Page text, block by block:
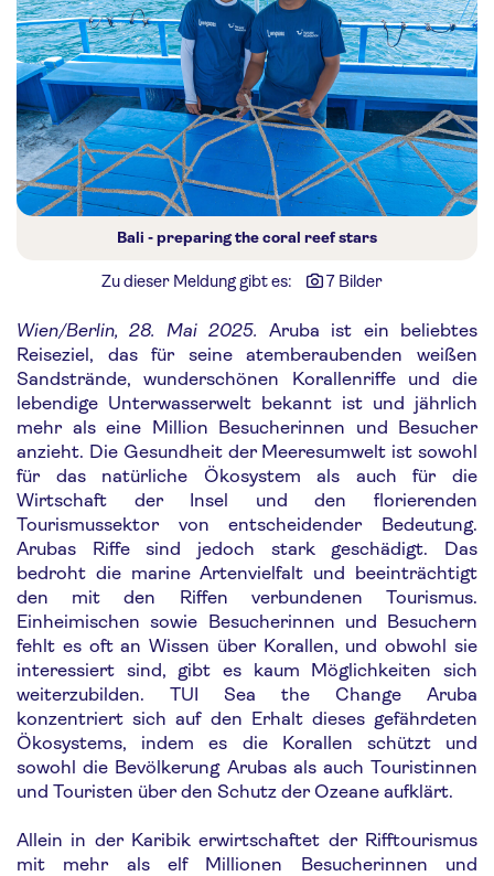
Bali - preparing the coral reef stars
Zu dieser Meldung gibt es: 7 Bilder
Wien/Berlin, 28. Mai 2025. Aruba ist ein beliebtes
Reiseziel, das für seine atemberaubenden weißen
Sandstrände, wunderschönen Korallenriffe und die
lebendige Unterwasserwelt bekannt ist und jährlich
mehr als eine Million Besucherinnen und Besucher
anzieht. Die Gesundheit der Meeresumwelt ist sowohl
für das natürliche Ökosystem als auch für die
Wirtschaft der Insel und den florierenden
Tourismussektor von entscheidender Bedeutung.
Arubas Riffe sind jedoch stark geschädigt. Das
bedroht die marine Artenvielfalt und beeinträchtigt
den mit den Riffen verbundenen Tourismus.
Einheimischen sowie Besucherinnen und Besuchern
fehlt es oft an Wissen über Korallen, und obwohl sie
interessiert sind, gibt es kaum Möglichkeiten sich
weiterzubilden. TUI Sea the Change Aruba
konzentriert sich auf den Erhalt dieses gefährdeten
Ökosystems, indem es die Korallen schützt und
sowohl die Bevölkerung Arubas als auch Touristinnen
und Touristen über den Schutz der Ozeane aufklärt.
Allein in der Karibik erwirtschaftet der Rifftourismus
mit mehr als elf Millionen Besucherinnen und